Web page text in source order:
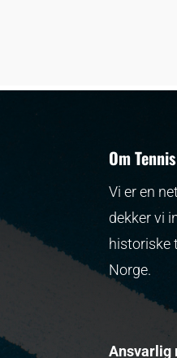
Om
Vi er en
dekker vi
historiske
Norge.
Ansvarlig